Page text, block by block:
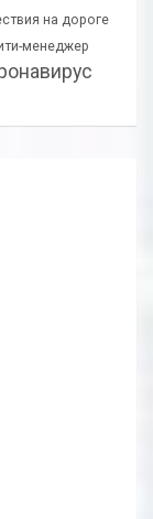
на дороге
менеджер